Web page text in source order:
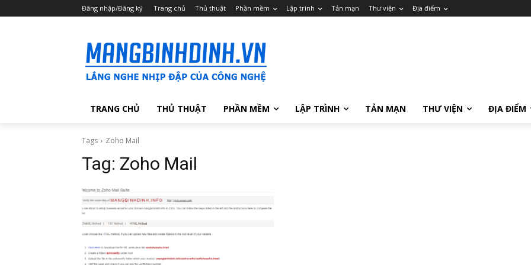
Đăng nhập/Đăng ký Trang chủ Thủ thuật Phần mềm Lập trình Tản mạn Thư viện Địa điểm
TRANG CHỦ THỦ THUẬT PHẦN MỀM LẬP TRÌNH TẢN MẠN THƯ VIỆN ĐỊA ĐIỂM
Tags Zoho Mail
Tag: Zoho Mail